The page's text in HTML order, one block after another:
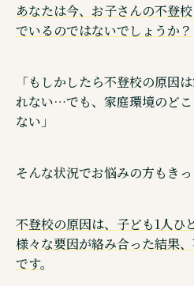
Other Service その他
オンラインコミュニテ
あなたは今、お子さんの不登
でいるのではないでしょうか？
「もしかしたら不登校の原因
れない…でも、家庭環境のど
ない」
そんな状況でお悩みの方もきっ
不登校の原因は、子ども1人ひ
様々な要因が絡み合った結果
です。